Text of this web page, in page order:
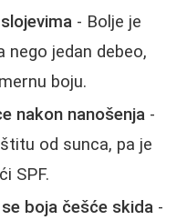
- Bolje je
nego jedan debeo,
boju.
nakon nanošenja -
od sunca, pa je
SPF.
boja češće skida -